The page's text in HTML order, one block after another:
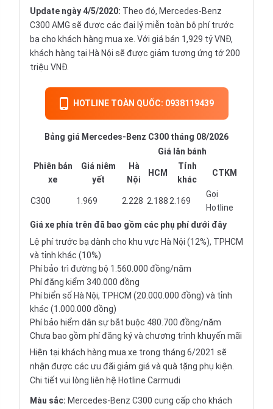
Update ngày 4/5/2020: Theo đó, Mercedes-Benz
C300 AMG sẽ được các đại lý miễn toàn bộ phí trước
bạ cho khách hàng mua xe. Với giá bán 1,929 tỷ VNĐ,
khách hàng tại Hà Nội sẽ được giảm tương ứng tớ 200
triệu VNĐ.
HOTLINE TOÀN QUỐC: 0938119439
Bảng giá Mercedes-Benz C300 tháng 08/2026
Giá lăn bánh
Phiên bản
xe
Giá niêm
yết
Hà
Nội
HCM
Tỉnh
khác
CTKM
C300 1.969 2.228 2.1882.169
Gọi
Hotline
Giá xe phía trên đã bao gồm các phụ phí dưới đây
Lệ phí trước bạ dành cho khu vực Hà Nội (12%), TPHCM
và tỉnh khác (10%)
Phí bảo trì đường bộ 1.560.000 đồng/năm
Phí đăng kiểm 340.000 đồng
Phí biển số Hà Nội, TPHCM (20.000.000 đồng) và tỉnh
khác (1.000.000 đồng)
Phí bảo hiểm dân sự bắt buộc 480.700 đồng/năm
Chưa bao gồm phí đăng ký và chương trình khuyến mãi
Hiện tại khách hàng mua xe trong tháng 6/2021 sẽ
nhận được các ưu đãi giảm giá và quà tặng phụ kiện.
Chi tiết vui lòng liên hệ Hotline Carmudi
Màu sắc: Mercedes-Benz C300 cung cấp cho khách